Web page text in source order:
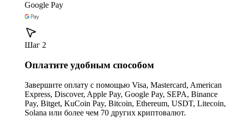
Google Pay
Шаг 2
Оплатите удобным способом
Завершите оплату с помощью Visa, Mastercard, American
Express, Discover, Apple Pay, Google Pay, SEPA, Binance
Pay, Bitget, KuCoin Pay, Bitcoin, Ethereum, USDT, Litecoin,
Solana или более чем 70 других криптовалют.